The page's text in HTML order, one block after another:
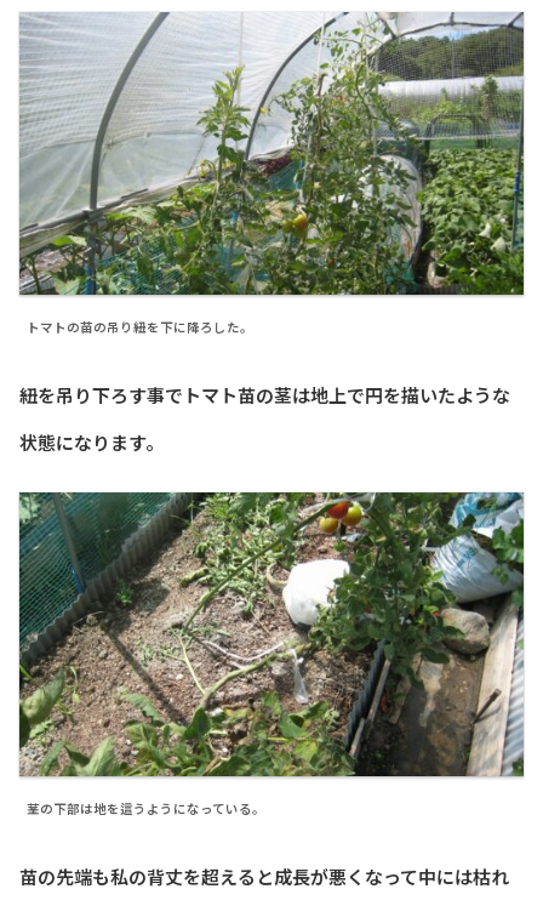
トマトの苗の吊り紐を下に降ろした。
紐を吊り下ろす事でトマト苗の茎は地上で円を描いたような
状態になります。
茎の下部は地を這うようになっている。
苗の先端も私の背丈を超えると成長が悪くなって中には枯れ